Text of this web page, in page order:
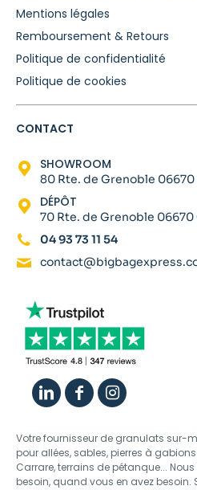
Mentions légales
Remboursement & Retours
Politique de confidentialité
Politique de cookies
CONTACT
SHOWROOM
80 Rte. de Grenoble
DÉPÔT
70 Rte. de Grenoble 06670
04 93 73 11 54
Votre fournisseur de granulats sur-
pour allées, sables, pierres à
Carrare, terrains de pétanque...
besoin, quand vous en avez besoin.